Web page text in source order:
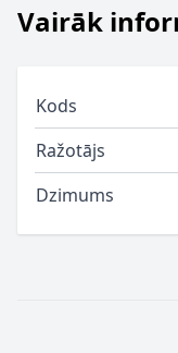
Vairāk
Kods
Ražotājs
Dzimums